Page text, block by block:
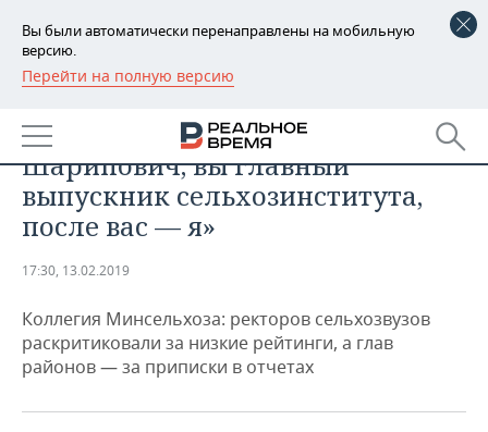
Вы были автоматически перенаправлены на мобильную
версию.
Перейти на полную версию
РЕГИОНЫ
БАШКОРТОСТАН
ТАТАРСТАН
УДМУРТИЯ
НОВОСТИ
АНАЛИТИКА
НОВОСТИ АНАЛИТИКИ
ДЕКЛАРАЦИИ О ДОХОДАХ
КОРОЛИ ГОСЗАКАЗА ПФО
ВУЗЫ ТАТАРСТАНА
ЭКОНОМИКА
НОВОСТИ ЭКОНОМИКИ
ФИНАНСЫ
БАНКИ
ПРОМЫШЛЕННОСТЬ
НОВОСТИ
ПРОМЫШЛЕННОСТИ
НЕДВИЖИМОСТЬ
НОВОСТИ НЕДВИЖИМОСТИ
АВТО
Минниханов: «Минтимер
Шарипович, вы главный
выпускник сельхозинститута,
после вас — я»
17:30, 13.02.2019
Коллегия Минсельхоза: ректоров сельхозвузов
раскритиковали за низкие рейтинги, а глав
районов — за приписки в отчетах